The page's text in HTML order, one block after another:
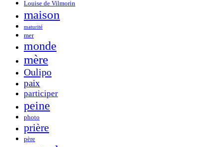
Louise de Vilmorin
maison
maturité
mer
monde
mère
Oulipo
paix
participer
peine
photo
prière
père